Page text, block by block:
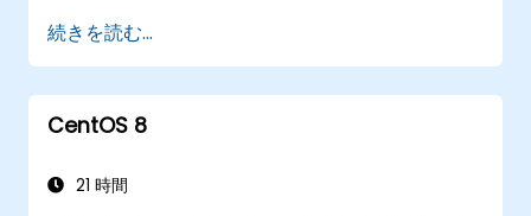
高度な機能性を持つスクリプトを設計できる
テキストファイルの処理、パターン検索、デ
ータストリーム操作が的確に実施可能になる
続きを読む...
CentOS 8
21 時間